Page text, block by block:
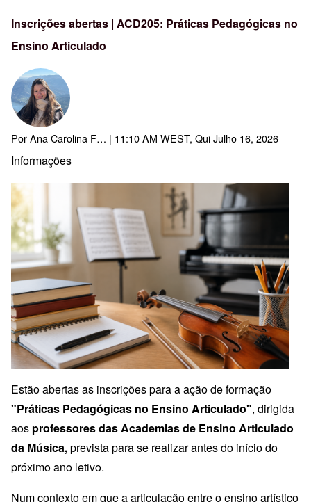
Inscrições abertas | ACD205: Práticas Pedagógicas no
Ensino Articulado
PorAna Carolina F… | 11:10 AM WEST, Qui Julho 16, 2026
Informações
Estão abertas as inscrições para a ação de formação
"Práticas Pedagógicas no Ensino Articulado", dirigida
aos professores das Academias de Ensino Articulado
da Música,prevista para se realizar antes do início do
próximo ano letivo.
Num contexto em que a articulação entre o ensino artístico